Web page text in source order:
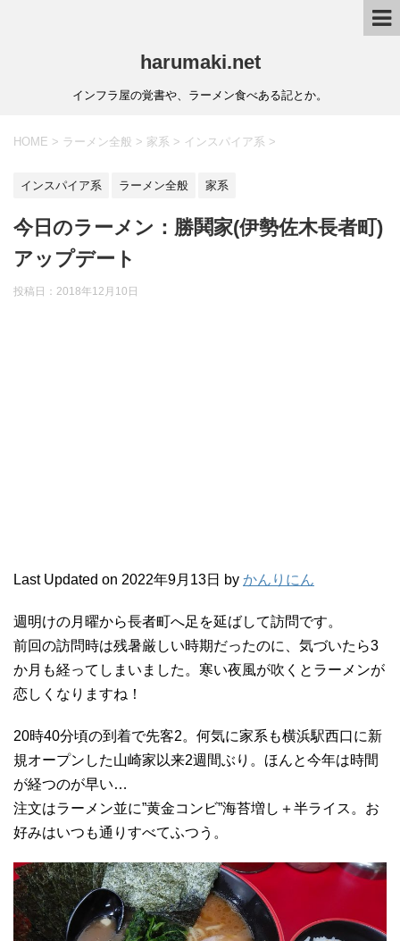
harumaki.net
インフラ屋の覚書や、ラーメン食べある記とか。
HOME > ラーメン全般 > 家系 > インスパイア系 >
インスパイア系 ラーメン全般 家系
今日のラーメン：勝鬨家(伊勢佐木長者町)
アップデート
投稿日：2018年12月10日
Last Updated on 2022年9月13日 by かんりにん
週明けの月曜から長者町へ足を延ばして訪問です。
前回の訪問時は残暑厳しい時期だったのに、気づいたら3
か月も経ってしまいました。寒い夜風が吹くとラーメンが
恋しくなりますね！
20時40分頃の到着で先客2。何気に家系も横浜駅西口に新
規オープンした山崎家以来2週間ぶり。ほんと今年は時間
が経つのが早い…
注文はラーメン並に”黄金コンビ”海苔増し＋半ライス。お
好みはいつも通りすべてふつう。